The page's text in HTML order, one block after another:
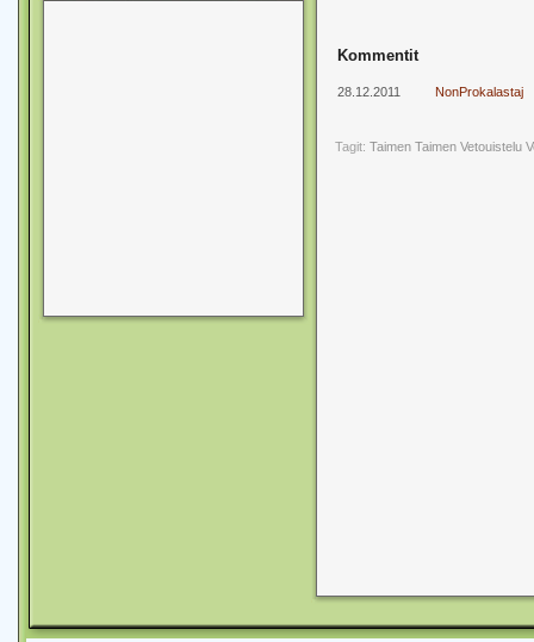
Kommentit
28.12.2011 NonProkalastaj
Tagit: Taimen Taimen Vetouistelu